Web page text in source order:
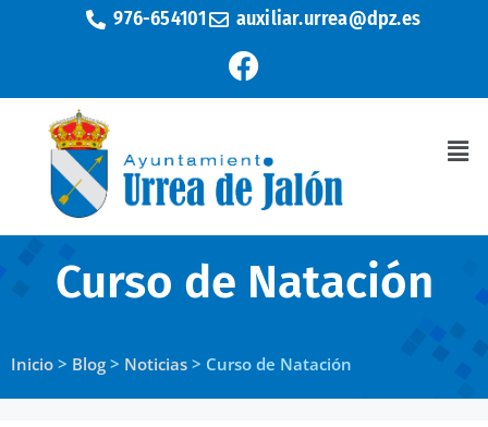
976-654101 auxiliar.urrea@dpz.es
Curso de Natación
Inicio > Blog > Noticias > Curso de Natación